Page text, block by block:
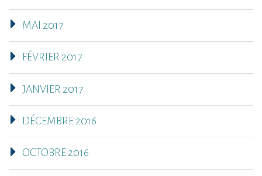
MAI 2017
FÉVRIER 2017
JANVIER 2017
DÉCEMBRE 2016
OCTOBRE 2016